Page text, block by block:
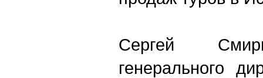
Сергей
генерального